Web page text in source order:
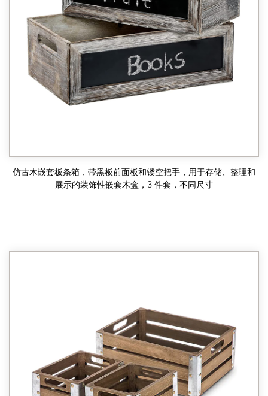
仿古木嵌套板条箱，带黑板前面板和镂空把手，用于存储、整理和
展示的装饰性嵌套木盒，3 件套，不同尺寸